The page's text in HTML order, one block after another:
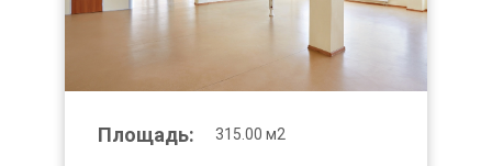
Площадь: 315.00 м2